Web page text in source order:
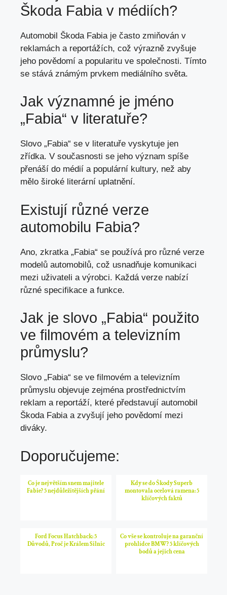
Škoda Fabia v médiích?
Automobil Škoda Fabia je často zmiňován v
reklamách a reportážích, což výrazně zvyšuje
jeho povědomí a popularitu ve společnosti. Tímto
se stává známým prvkem mediálního světa.
Jak významné je jméno
„Fabia“ v literatuře?
Slovo „Fabia“ se v literatuře vyskytuje jen
zřídka. V současnosti se jeho význam spíše
přenáší do médií a populární kultury, než aby
mělo široké literární uplatnění.
Existují různé verze
automobilu Fabia?
Ano, zkratka „Fabia“ se používá pro různé verze
modelů automobilů, což usnadňuje komunikaci
mezi uživateli a výrobci. Každá verze nabízí
různé specifikace a funkce.
Jak je slovo „Fabia“ použito
ve filmovém a televizním
průmyslu?
Slovo „Fabia“ se ve filmovém a televizním
průmyslu objevuje zejména prostřednictvím
reklam a reportáží, které představují automobil
Škoda Fabia a zvyšují jeho povědomí mezi
diváky.
Doporučujeme:
Co je největším snem majitele
Fabie? 5 nejdůležitějších přání
Kdy se do Škody Superb
montovala ocelová ramena: 5
klíčových faktů
Ford Focus Hatchback: 5
Důvodů, Proč je Králem Silnic
Co vše se kontroluje na garanční
prohlídce BMW? 5 klíčových
bodů a jejich cena